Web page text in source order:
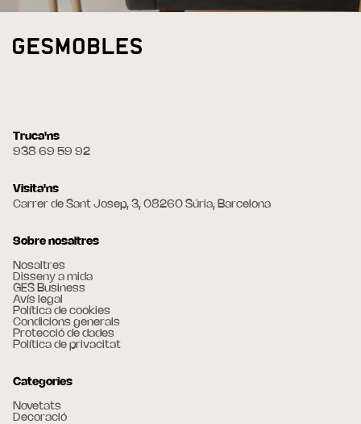
Truca'ns
938 69 59 92
Visita'ns
Carrer de Sant Josep, 3, 08260 Súria, Barcelona
Sobre nosaltres
Nosaltres
Disseny a mida
GES Business
Avís legal
Política de cookies
Condicions generals
Protecció de dades
Política de privacitat
Categories
Novetats
Decoració